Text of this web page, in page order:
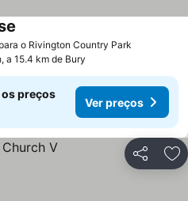
o Rivington Country Park
a 15.4 km de Bury
os preços
Ver preços
Partilhar